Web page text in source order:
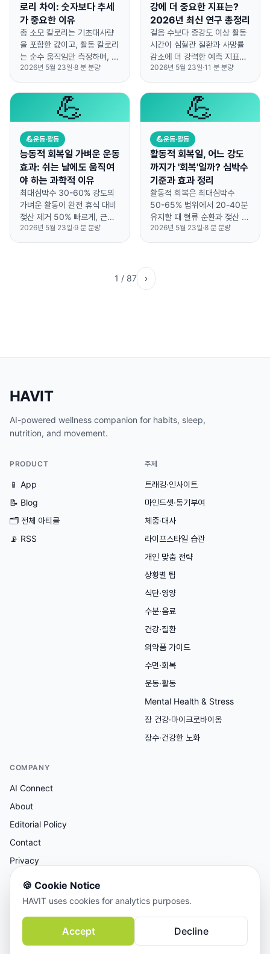
로리 차이: 숫자보다 추세
가 중요한 이유
총 소모 칼로리는 기초대사량
을 포함한 값이고, 활동 칼로리
는 순수 움직임만 측정하며, 절
대 숫자보다 주간 추세 변화에
집중하는 게 더 정확합니다.
2026년 5월 23일·8 분 분량
강에 더 중요한 지표는?
2026년 최신 연구 총정리
걸음 수보다 중강도 이상 활동
시간이 심혈관 질환과 사망률
감소에 더 강력한 예측 지표라
는 연구 결과가 나왔습니다.
2026년 5월 23일·11 분 분량
💪
💪운동·활동
능동적 회복일 가벼운 운동
효과: 쉬는 날에도 움직여
야 하는 과학적 이유
최대심박수 30-60% 강도의
가벼운 활동이 완전 휴식 대비
젖산 제거 50% 빠르게, 근육
회복 촉진합니다.
2026년 5월 23일·9 분 분량
💪
💪운동·활동
활동적 회복일, 어느 강도
까지가 '회복'일까? 심박수
기준과 효과 정리
활동적 회복은 최대심박수
50-65% 범위에서 20-40분
유지할 때 혈류 순환과 젖산 제
거에 가장 효과적입니다.
2026년 5월 23일·8 분 분량
1 / 87 ›
HAVIT
AI-powered wellness companion for habits, sleep,
nutrition, and movement.
PRODUCT
📱 App
📝 Blog
🗂 전체 아티클
📡 RSS
주제
트래킹·인사이트
마인드셋·동기부여
체중·대사
라이프스타일 습관
개인 맞춤 전략
상황별 팁
식단·영양
수분·음료
건강·질환
의약품 가이드
수면·회복
운동·활동
Mental Health & Stress
장 건강·마이크로바이옴
장수·건강한 노화
COMPANY
AI Connect
About
Editorial Policy
Contact
Privacy
Terms
AI 보조 리서치, 사람이 검토한 콘텐츠.
🍪 Cookie Notice
HAVIT uses cookies for analytics purposes.
Accept Decline